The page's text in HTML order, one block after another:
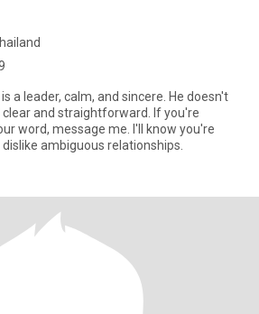
a leader, calm, and sincere. He doesn't
and straightforward. If you're
word, message me. I'll know you're
ambiguous relationships.